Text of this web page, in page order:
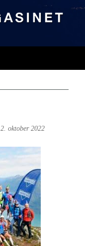
2. oktober 2022